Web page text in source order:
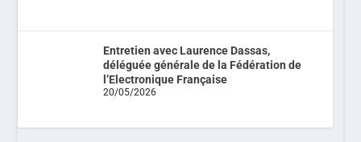
Entretien avec Laurence Dassas,
déléguée générale de la Fédération de
l’Electronique Française
20/05/2026